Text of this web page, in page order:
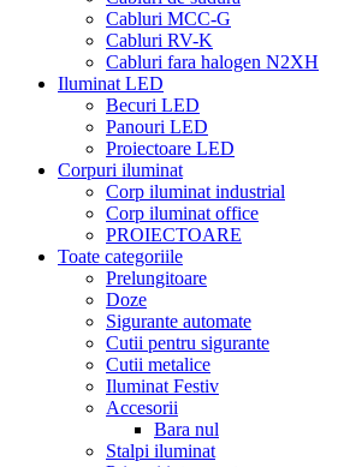
Cabluri MCC-G
Cabluri RV-K
Cabluri fara halogen N2XH
Iluminat LED
Becuri LED
Panouri LED
Proiectoare LED
Corpuri iluminat
Corp iluminat industrial
Corp iluminat office
PROIECTOARE
Toate categoriile
Prelungitoare
Doze
Sigurante automate
Cutii pentru sigurante
Cutii metalice
Iluminat Festiv
Accesorii
Bara nul
Stalpi iluminat